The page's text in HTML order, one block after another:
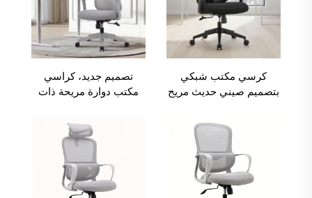
كرسي مكتب شبكي
بتصميم صيني حديث مريح
وكرسي مكتبي.
تصميم جديد، كراسي
مكتب دوارة مريحة ذات
من المصنع، كرسي
كمبيوتر عصري، كراسي
مكتب